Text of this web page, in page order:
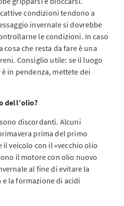
condizioni tendono a
invernale si dovrebbe
le condizioni. In caso
che resta da fare è una
Consiglio utile: se il luogo
in pendenza, mettete dei
dell’olio?
discordanti. Alcuni
prima del primo
il veicolo con il «vecchio olio
il motore con olio nuovo
al fine di evitare la
la formazione di acidi